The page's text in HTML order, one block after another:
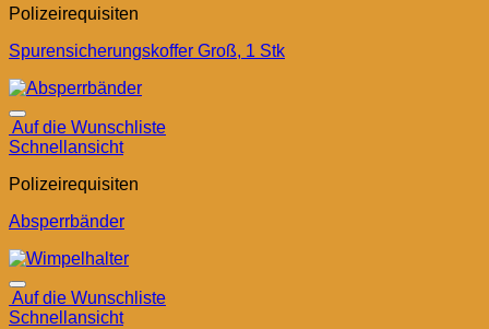
Polizeirequisiten
Spurensicherungskoffer Groß, 1 Stk
Auf die Wunschliste
Schnellansicht
Polizeirequisiten
Absperrbänder
Auf die Wunschliste
Schnellansicht